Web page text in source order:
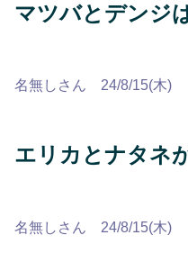
マツバとデンジ
名無しさん 24/8/15(木)
エリカとナタネ
名無しさん 24/8/15(木)